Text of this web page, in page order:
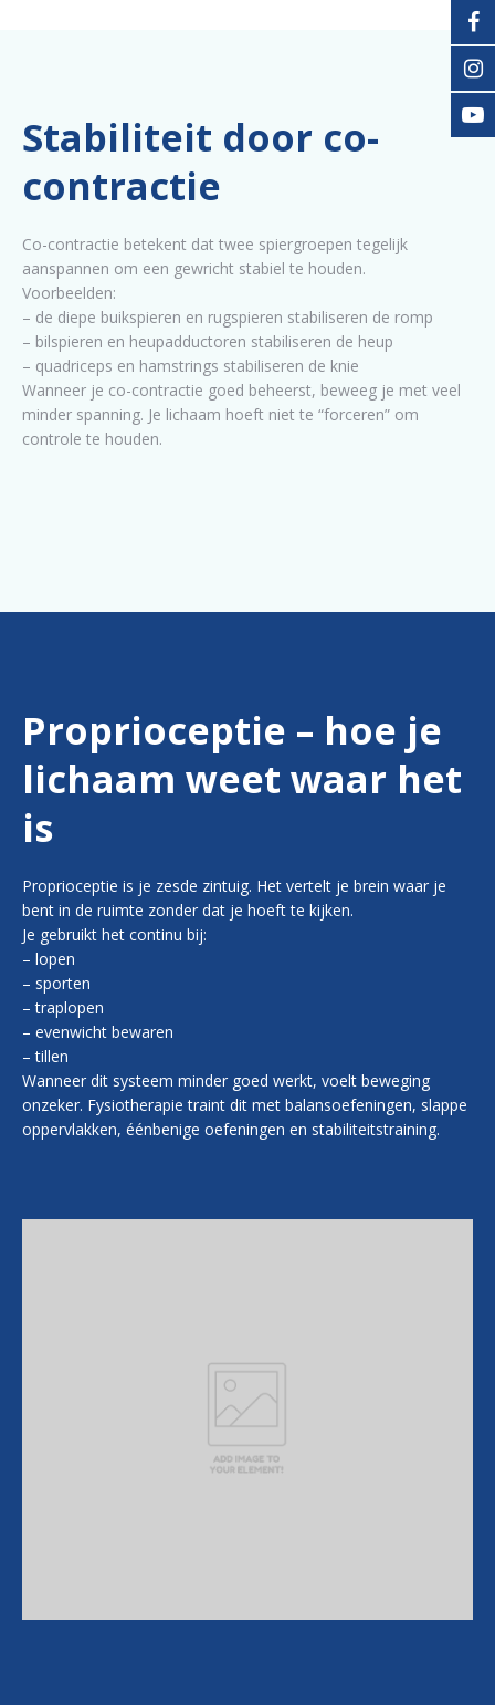
Stabiliteit door co-
contractie
Co-contractie betekent dat twee spiergroepen tegelijk
aanspannen om een gewricht stabiel te houden.
Voorbeelden:
– de diepe buikspieren en rugspieren stabiliseren de romp
– bilspieren en heupadductoren stabiliseren de heup
– quadriceps en hamstrings stabiliseren de knie
Wanneer je co-contractie goed beheerst, beweeg je met veel
minder spanning. Je lichaam hoeft niet te “forceren” om
controle te houden.
Proprioceptie – hoe je
lichaam weet waar het
is
Proprioceptie is je zesde zintuig. Het vertelt je brein waar je
bent in de ruimte zonder dat je hoeft te kijken.
Je gebruikt het continu bij:
– lopen
– sporten
– traplopen
– evenwicht bewaren
– tillen
Wanneer dit systeem minder goed werkt, voelt beweging
onzeker. Fysiotherapie traint dit met balansoefeningen, slappe
oppervlakken, éénbenige oefeningen en stabiliteitstraining.